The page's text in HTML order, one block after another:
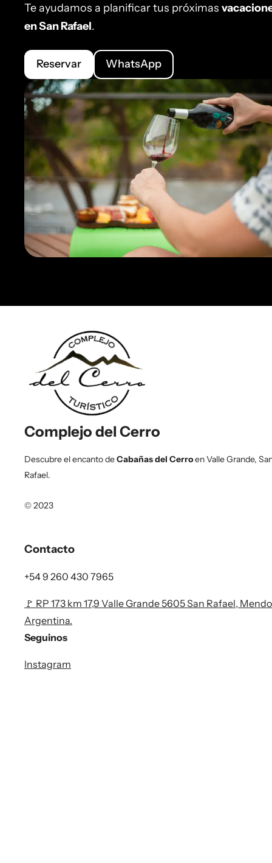
Te ayudamos a planificar tus próximas
en San Rafael.
Reservar WhatsApp
Complejo del Cerro
Descubre el encanto deCabañas del Cerroen Valle Grande,
Rafael.
© 2023
Contacto
+54 9 260 430 7965
🚩 RP 173 km 17,9 Valle Grande 5605 San Rafael,
Argentina.
Seguinos
Instagram